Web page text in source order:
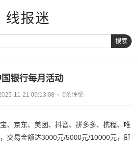
线报迷
搜索
国银行每月活动
11-21 06:13:08 0条评论
、京东、美团、抖音、拼多多、携程、唯
交易金额达3000元/5000元/10000元，即